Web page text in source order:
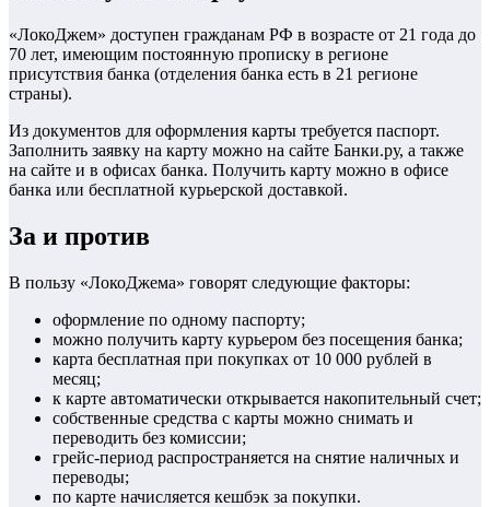
«ЛокоДжем» доступен гражданам РФ в возрасте от 21 года до
70 лет, имеющим постоянную прописку в регионе
присутствия банка (отделения банка есть в 21 регионе
страны).
Из документов для оформления карты требуется паспорт.
Заполнить заявку на карту можно на сайте Банки.ру, а также
на сайте и в офисах банка. Получить карту можно в офисе
банка или бесплатной курьерской доставкой.
За и против
В пользу «ЛокоДжема» говорят следующие факторы:
оформление по одному паспорту;
можно получить карту курьером без посещения банка;
карта бесплатная при покупках от 10 000 рублей в
месяц;
к карте автоматически открывается накопительный счет;
собственные средства с карты можно снимать и
переводить без комиссии;
грейс-период распространяется на снятие наличных и
переводы;
по карте начисляется кешбэк за покупки.